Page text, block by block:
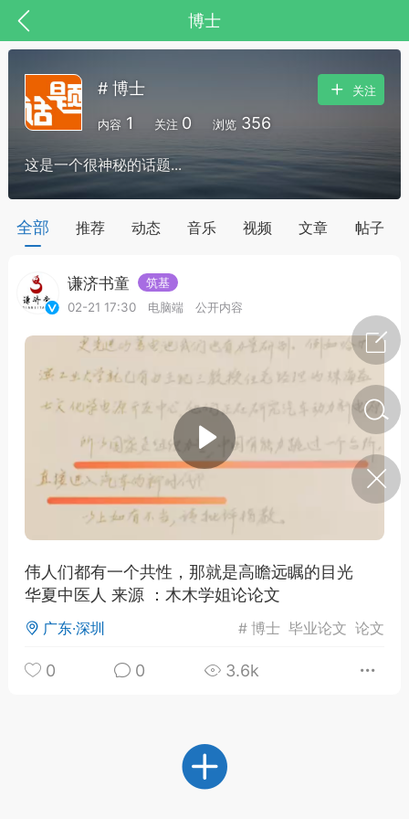
博士
节气气象
·特急预警】关
节返乡期间“闪
急提示
0
如何购买【理肺清瘟膏】
【养正护络膏】？
小海（HAi）
平，顺时收
谷气行、营卫通：内经视角
下的脾胃调养要义
# 博士
内容 1 关注 0 浏览 356
关注
这是一个很神秘的话题...
全部 推荐 动态 音乐 视频 文章 帖子
谦济书童
筑基
02-21 17:30
电脑端 公开内容
伟人们都有一个共性，那就是高瞻远瞩的目光
华夏中医人 来源 ：木木学姐论论文
广东·深圳 #博士 毕业论文 论文
0 0 3.6k